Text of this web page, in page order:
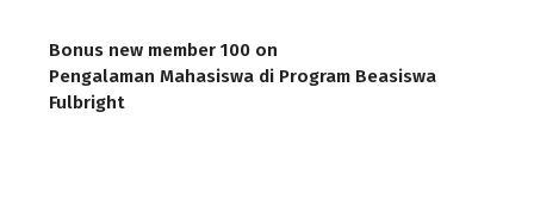
Bonus new member 100 on
Pengalaman Mahasiswa di Program Beasiswa
Fulbright